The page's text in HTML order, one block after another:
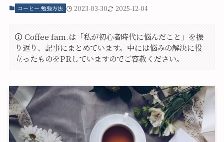
コーヒー 勉強方法 2023-03-30 2025-12-04
Coffee fam.は「私が初心者時代に悩んだこと」を振
り返り、記事にまとめています。中には悩みの解決に役
立ったものをPRしていますのでご容赦ください。